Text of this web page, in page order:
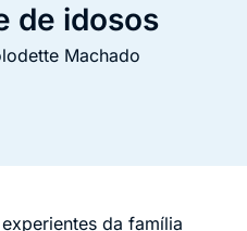
de idosos
Machado
da família